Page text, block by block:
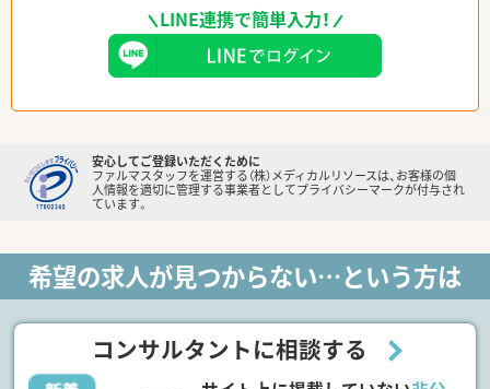
LINE連携で簡単入力！
安心してご登録いただくために
ファルマスタッフを運営する（株）メディカルリソースは、お客様の個
人情報を適切に管理する事業者としてプライバシーマークが付与され
ています。
希望の求人が見つからない…という方は
コンサルタントに相談する